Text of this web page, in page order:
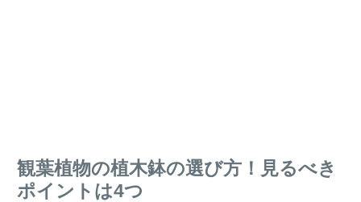
観葉植物の植木鉢の選び方！見るべき
ポイントは4つ